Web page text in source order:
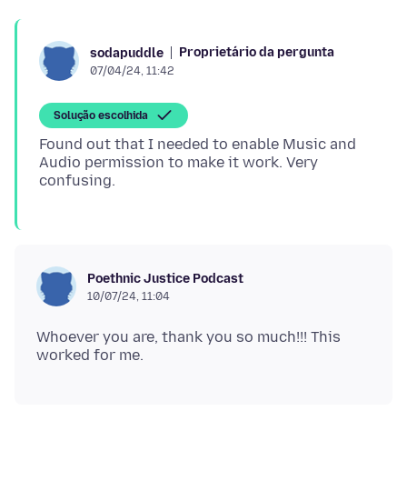
sodapuddle Proprietário da pergunta
07/04/24, 11:42
Solução escolhida
Found out that I needed to enable Music and
Audio permission to make it work. Very
Poethnic Justice Podcast
10/07/24, 11:04
Whoever you are, thank you so much!!! This